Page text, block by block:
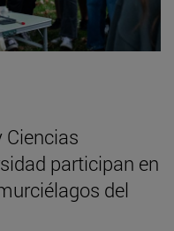
Ciencias
participan en
del